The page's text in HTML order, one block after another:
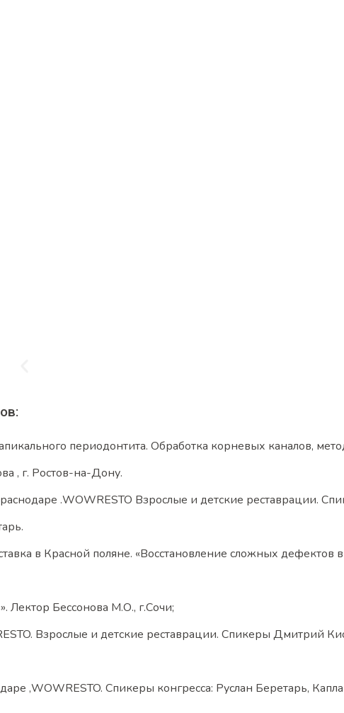
периодонтита. Обработка корневых каналов,
, г. Ростов-на-Дону.
.WOWRESTO Взрослые и детские реставрации.
в Красной поляне. «Восстановление сложных дефектов
Лектор Бессонова М.О., г.Сочи;
Взрослые и детские реставрации. Спикеры Дмитрий
,WOWRESTO. Спикеры конгресса: Руслан Беретарь,